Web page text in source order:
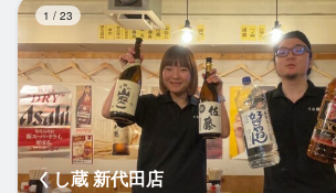
1 / 23
くし蔵 新代田店